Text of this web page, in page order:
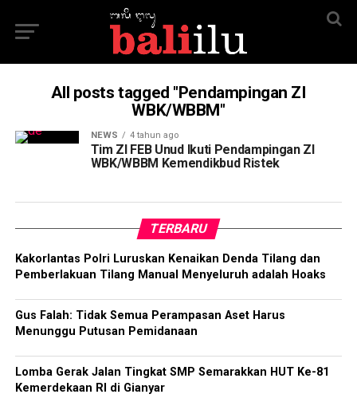
All posts tagged "Pendampingan ZI
WBK/WBBM"
NEWS 4 tahun ago
Tim ZI FEB Unud Ikuti Pendampingan ZI
WBK/WBBM Kemendikbud Ristek
TERBARU
Kakorlantas Polri Luruskan Kenaikan Denda Tilang dan
Pemberlakuan Tilang Manual Menyeluruh adalah Hoaks
Gus Falah: Tidak Semua Perampasan Aset Harus
Menunggu Putusan Pemidanaan
Lomba Gerak Jalan Tingkat SMP Semarakkan HUT Ke-81
Kemerdekaan RI di Gianyar